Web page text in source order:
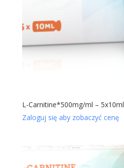
L-Carnitine*500mg/ml – 5x10ml
Zaloguj się aby zobaczyć cenę